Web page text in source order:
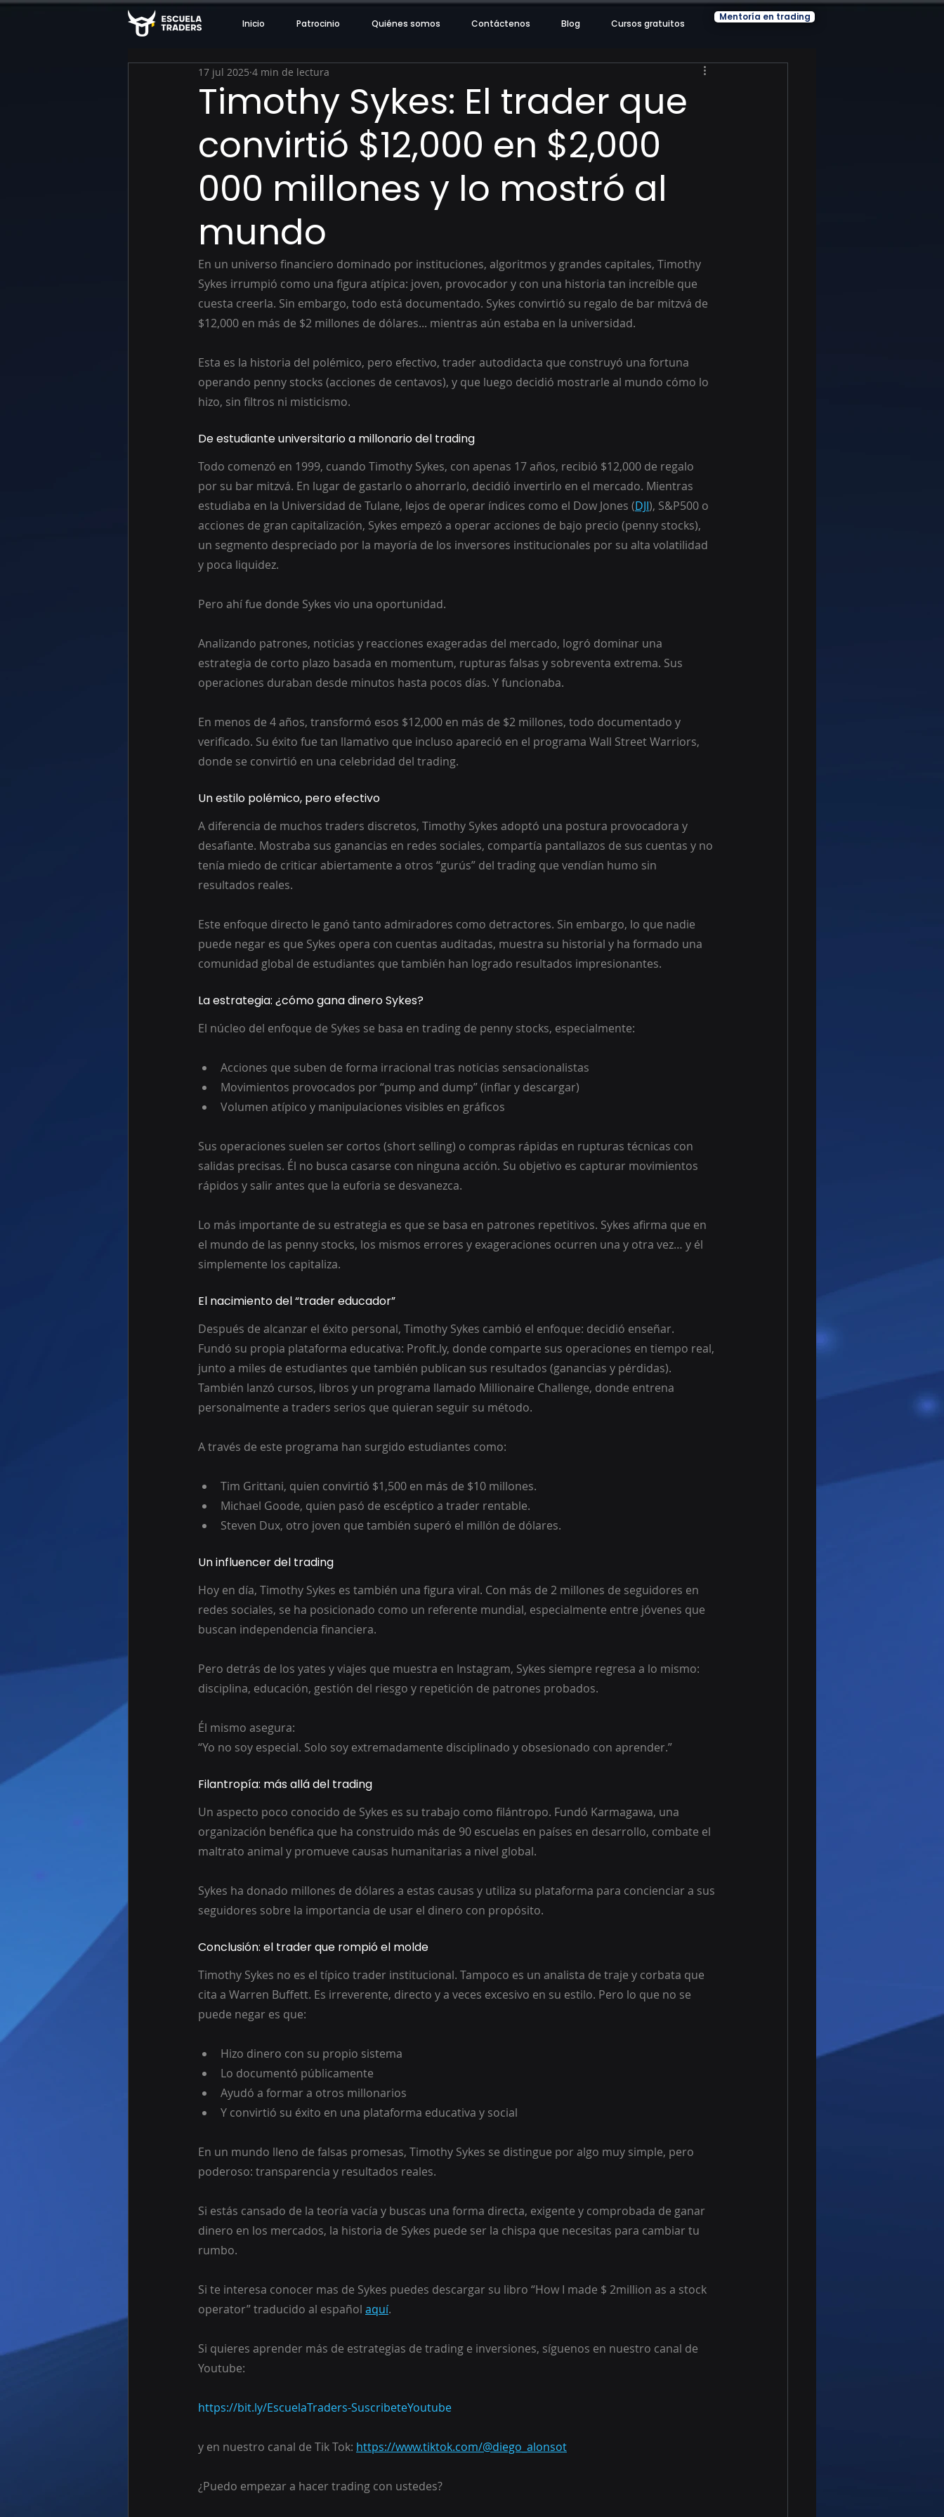
Inicio Patrocinio Quiénes somos Contáctenos Blog Cursos gratuitos
Mentoría en trading
Timothy Sykes: El trader que
convirtió $12,000 en $2,000
000 millones y lo mostró al
mundo
17 jul 2025 4 min de lectura
En un universo financiero dominado por instituciones, algoritmos y grandes capitales, Timothy
Sykes irrumpió como una figura atípica: joven, provocador y con una historia tan increíble que
cuesta creerla. Sin embargo, todo está documentado. Sykes convirtió su regalo de bar mitzvá de
$12,000 en más de $2 millones de dólares... mientras aún estaba en la universidad.
Esta es la historia del polémico, pero efectivo, trader autodidacta que construyó una fortuna
operando penny stocks (acciones de centavos), y que luego decidió mostrarle al mundo cómo lo
hizo, sin filtros ni misticismo.
De estudiante universitario a millonario del trading
Todo comenzó en 1999, cuando Timothy Sykes, con apenas 17 años, recibió $12,000 de regalo
por su bar mitzvá. En lugar de gastarlo o ahorrarlo, decidió invertirlo en el mercado. Mientras
estudiaba en la Universidad de Tulane, lejos de operar índices como el Dow Jones (DJI), S&P500 o
acciones de gran capitalización, Sykes empezó a operar acciones de bajo precio (penny stocks),
un segmento despreciado por la mayoría de los inversores institucionales por su alta volatilidad
y poca liquidez.
Pero ahí fue donde Sykes vio una oportunidad.
Analizando patrones, noticias y reacciones exageradas del mercado, logró dominar una
estrategia de corto plazo basada en momentum, rupturas falsas y sobreventa extrema. Sus
operaciones duraban desde minutos hasta pocos días. Y funcionaba.
En menos de 4 años, transformó esos $12,000 en más de $2 millones, todo documentado y
verificado. Su éxito fue tan llamativo que incluso apareció en el programa Wall Street Warriors,
donde se convirtió en una celebridad del trading.
Un estilo polémico, pero efectivo
A diferencia de muchos traders discretos, Timothy Sykes adoptó una postura provocadora y
desafiante. Mostraba sus ganancias en redes sociales, compartía pantallazos de sus cuentas y no
tenía miedo de criticar abiertamente a otros “gurús” del trading que vendían humo sin
resultados reales.
Este enfoque directo le ganó tanto admiradores como detractores. Sin embargo, lo que nadie
puede negar es que Sykes opera con cuentas auditadas, muestra su historial y ha formado una
comunidad global de estudiantes que también han logrado resultados impresionantes.
La estrategia: ¿cómo gana dinero Sykes?
El núcleo del enfoque de Sykes se basa en trading de penny stocks, especialmente:
Acciones que suben de forma irracional tras noticias sensacionalistas
Movimientos provocados por “pump and dump” (inflar y descargar)
Volumen atípico y manipulaciones visibles en gráficos
Sus operaciones suelen ser cortos (short selling) o compras rápidas en rupturas técnicas con
salidas precisas. Él no busca casarse con ninguna acción. Su objetivo es capturar movimientos
rápidos y salir antes que la euforia se desvanezca.
Lo más importante de su estrategia es que se basa en patrones repetitivos. Sykes afirma que en
el mundo de las penny stocks, los mismos errores y exageraciones ocurren una y otra vez… y él
simplemente los capitaliza.
El nacimiento del “trader educador”
Después de alcanzar el éxito personal, Timothy Sykes cambió el enfoque: decidió enseñar.
Fundó su propia plataforma educativa: Profit.ly, donde comparte sus operaciones en tiempo real,
junto a miles de estudiantes que también publican sus resultados (ganancias y pérdidas).
También lanzó cursos, libros y un programa llamado Millionaire Challenge, donde entrena
personalmente a traders serios que quieran seguir su método.
A través de este programa han surgido estudiantes como:
Tim Grittani, quien convirtió $1,500 en más de $10 millones.
Michael Goode, quien pasó de escéptico a trader rentable.
Steven Dux, otro joven que también superó el millón de dólares.
Un influencer del trading
Hoy en día, Timothy Sykes es también una figura viral. Con más de 2 millones de seguidores en
redes sociales, se ha posicionado como un referente mundial, especialmente entre jóvenes que
buscan independencia financiera.
Pero detrás de los yates y viajes que muestra en Instagram, Sykes siempre regresa a lo mismo:
disciplina, educación, gestión del riesgo y repetición de patrones probados.
Él mismo asegura:
“Yo no soy especial. Solo soy extremadamente disciplinado y obsesionado con aprender.”
Filantropía: más allá del trading
Un aspecto poco conocido de Sykes es su trabajo como filántropo. Fundó Karmagawa, una
organización benéfica que ha construido más de 90 escuelas en países en desarrollo, combate el
maltrato animal y promueve causas humanitarias a nivel global.
Sykes ha donado millones de dólares a estas causas y utiliza su plataforma para concienciar a sus
seguidores sobre la importancia de usar el dinero con propósito.
Conclusión: el trader que rompió el molde
Timothy Sykes no es el típico trader institucional. Tampoco es un analista de traje y corbata que
cita a Warren Buffett. Es irreverente, directo y a veces excesivo en su estilo. Pero lo que no se
puede negar es que:
Hizo dinero con su propio sistema
Lo documentó públicamente
Ayudó a formar a otros millonarios
Y convirtió su éxito en una plataforma educativa y social
En un mundo lleno de falsas promesas, Timothy Sykes se distingue por algo muy simple, pero
poderoso: transparencia y resultados reales.
Si estás cansado de la teoría vacía y buscas una forma directa, exigente y comprobada de ganar
dinero en los mercados, la historia de Sykes puede ser la chispa que necesitas para cambiar tu
rumbo.
Si te interesa conocer mas de Sykes puedes descargar su libro “How I made $ 2million as a stock
operator” traducido al español aquí.
Si quieres aprender más de estrategias de trading e inversiones, síguenos en nuestro canal de
Youtube:
https://bit.ly/EscuelaTraders-SuscribeteYoutube
y en nuestro canal de Tik Tok: https://www.tiktok.com/@diego_alonsot
¿Puedo empezar a hacer trading con ustedes?